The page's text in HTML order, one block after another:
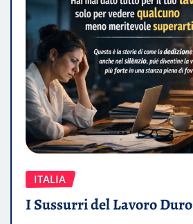
ITALIA
I Sussurri del Lavoro Duro